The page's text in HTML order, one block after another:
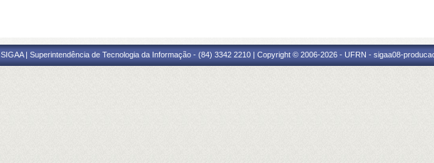
SIGAA | Superintendência de Tecnologia da Informação - (84) 3342 2210 | Copyright © 2006-2026 - UFRN - sigaa08-